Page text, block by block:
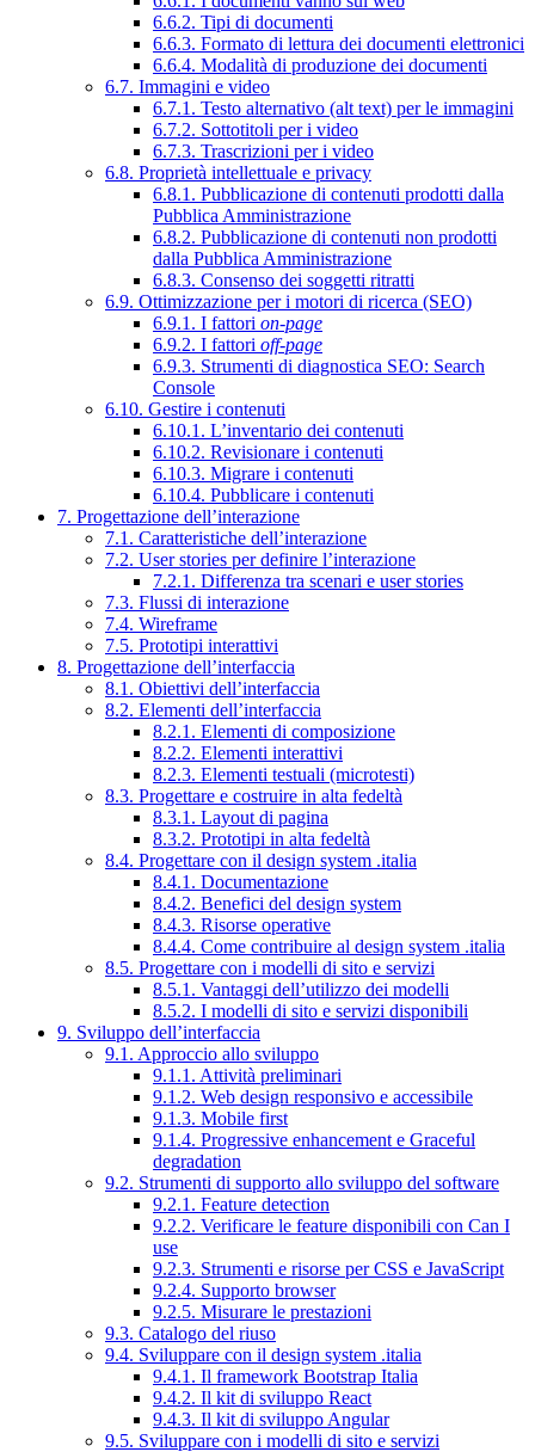
6.6.2. Tipi di documenti
6.6.3. Formato di lettura dei documenti elettronici
6.6.4. Modalità di produzione dei documenti
6.7. Immagini e video
6.7.1. Testo alternativo (alt text) per le immagini
6.7.2. Sottotitoli per i video
6.7.3. Trascrizioni per i video
6.8. Proprietà intellettuale e privacy
6.8.1. Pubblicazione di contenuti prodotti dalla
Pubblica Amministrazione
6.8.2. Pubblicazione di contenuti non prodotti
dalla Pubblica Amministrazione
6.8.3. Consenso dei soggetti ritratti
6.9. Ottimizzazione per i motori di ricerca (SEO)
6.9.1. I fattori on-page
6.9.2. I fattori off-page
6.9.3. Strumenti di diagnostica SEO: Search
Console
6.10. Gestire i contenuti
6.10.1. L’inventario dei contenuti
6.10.2. Revisionare i contenuti
6.10.3. Migrare i contenuti
6.10.4. Pubblicare i contenuti
7. Progettazione dell’interazione
7.1. Caratteristiche dell’interazione
7.2. User stories per definire l’interazione
7.2.1. Differenza tra scenari e user stories
7.3. Flussi di interazione
7.4. Wireframe
7.5. Prototipi interattivi
8. Progettazione dell’interfaccia
8.1. Obiettivi dell’interfaccia
8.2. Elementi dell’interfaccia
8.2.1. Elementi di composizione
8.2.2. Elementi interattivi
8.2.3. Elementi testuali (microtesti)
8.3. Progettare e costruire in alta fedeltà
8.3.1. Layout di pagina
8.3.2. Prototipi in alta fedeltà
8.4. Progettare con il design system .italia
8.4.1. Documentazione
8.4.2. Benefici del design system
8.4.3. Risorse operative
8.4.4. Come contribuire al design system .italia
8.5. Progettare con i modelli di sito e servizi
8.5.1. Vantaggi dell’utilizzo dei modelli
8.5.2. I modelli di sito e servizi disponibili
9. Sviluppo dell’interfaccia
9.1. Approccio allo sviluppo
9.1.1. Attività preliminari
9.1.2. Web design responsivo e accessibile
9.1.3. Mobile first
9.1.4. Progressive enhancement e Graceful
degradation
9.2. Strumenti di supporto allo sviluppo del software
9.2.1. Feature detection
9.2.2. Verificare le feature disponibili con Can I
use
9.2.3. Strumenti e risorse per CSS e JavaScript
9.2.4. Supporto browser
9.2.5. Misurare le prestazioni
9.3. Catalogo del riuso
9.4. Sviluppare con il design system .italia
9.4.1. Il framework Bootstrap Italia
9.4.2. Il kit di sviluppo React
9.4.3. Il kit di sviluppo Angular
9.5. Sviluppare con i modelli di sito e servizi